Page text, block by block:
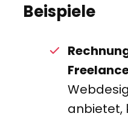
Beispiele
anbietet,